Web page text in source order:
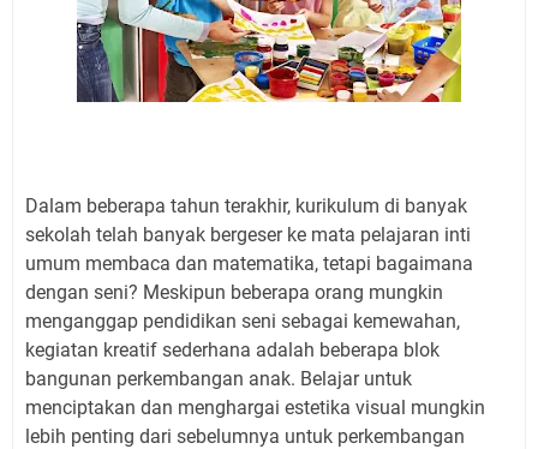
Dalam beberapa tahun terakhir, kurikulum di banyak
sekolah telah banyak bergeser ke mata pelajaran inti
umum membaca dan matematika, tetapi bagaimana
dengan seni? Meskipun beberapa orang mungkin
menganggap pendidikan seni sebagai kemewahan,
kegiatan kreatif sederhana adalah beberapa blok
bangunan perkembangan anak. Belajar untuk
menciptakan dan menghargai estetika visual mungkin
lebih penting dari sebelumnya untuk perkembangan